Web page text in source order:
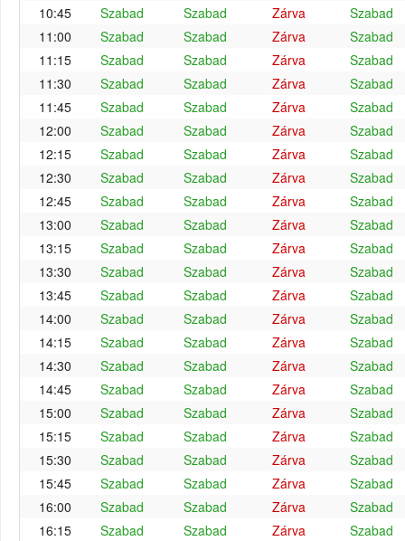
10:45
Szabad Szabad Zárva
Szabad
11:00
Szabad Szabad Zárva
Szabad
11:15
Szabad Szabad Zárva
Szabad
11:30
Szabad Szabad Zárva
Szabad
11:45
Szabad Szabad Zárva
Szabad
12:00
Szabad Szabad Zárva
Szabad
12:15
Szabad Szabad Zárva
Szabad
12:30
Szabad Szabad Zárva
Szabad
12:45
Szabad Szabad Zárva
Szabad
13:00
Szabad Szabad Zárva
Szabad
13:15
Szabad Szabad Zárva
Szabad
13:30
Szabad Szabad Zárva
Szabad
13:45
Szabad Szabad Zárva
Szabad
14:00
Szabad Szabad Zárva
Szabad
14:15
Szabad Szabad Zárva
Szabad
14:30
Szabad Szabad Zárva
Szabad
14:45
Szabad Szabad Zárva
Szabad
15:00
Szabad Szabad Zárva
Szabad
15:15
Szabad Szabad Zárva
Szabad
15:30
Szabad Szabad Zárva
Szabad
15:45
Szabad Szabad Zárva
Szabad
16:00
Szabad Szabad Zárva
Szabad
16:15
Szabad Szabad Zárva
Szabad